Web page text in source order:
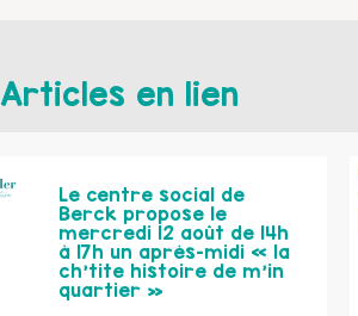
Articles en lien
Le centre social de
Berck propose le
mercredi 12 août de 14h
à 17h un après-midi « la
ch’tite histoire de m’in
quartier »